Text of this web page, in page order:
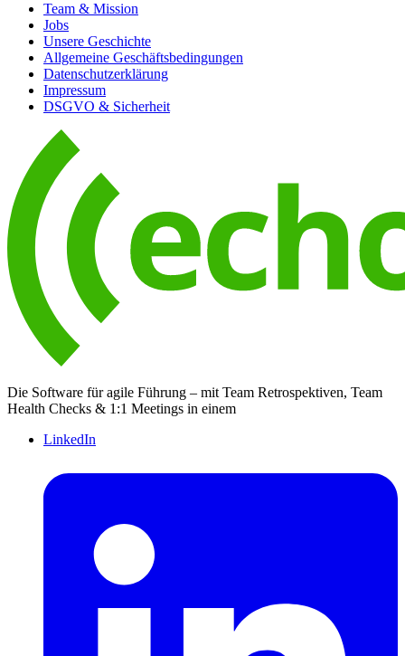
Team & Mission
Jobs
Unsere Geschichte
Allgemeine Geschäftsbedingungen
Datenschutzerklärung
Impressum
DSGVO & Sicherheit
Die Software für agile Führung – mit Team Retrospektiven, Team
Health Checks & 1:1 Meetings in einem
LinkedIn